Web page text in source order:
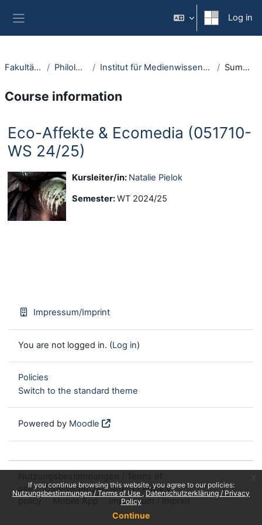
If you continue browsing this website, you agree to our policies:
Nutzungsbestimmungen / Terms of Use
Datenschutzerklärung / Privacy
Policy
Continue
Log in
Fakultäten Philologie Institut für Medienwissenschaft Summary
Course information
Eco-Affekte & Ecomedia (051710-
WS 24/25)
Kursleiter/in: Natalie Pielok
Semester:WT 2024/25
Impressum/Imprint
You are not logged in. (Log in)
Policies
Switch to the standard theme
Powered by Moodle
use
Datenschutzerklärung / Privacy
policy
Mobile App Impressum / Imprint